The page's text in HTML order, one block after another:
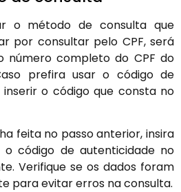
o método de consulta que
por consultar pelo CPF, será
número completo do CPF do
prefira usar o código de
o código que consta no
feita no passo anterior, insira
código de autenticidade no
Verifique se os dados foram
para evitar erros na consulta.